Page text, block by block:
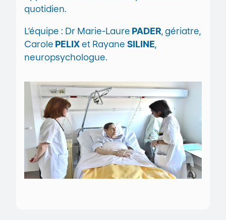
quotidien.
L’équipe : Dr Marie-Laure PADER, gériatre,
Carole PELIXet Rayane SILINE,
neuropsychologue.